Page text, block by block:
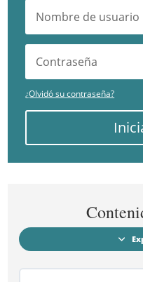
¿Olvidó su contraseña?